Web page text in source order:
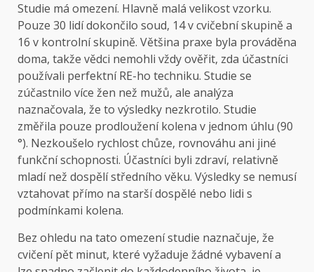
Studie má omezení. Hlavně malá velikost vzorku.
Pouze 30 lidí dokončilo soud, 14 v cvičební skupině a
16 v kontrolní skupině. Většina praxe byla prováděna
doma, takže vědci nemohli vždy ověřit, zda účastníci
používali perfektní RE-ho techniku. Studie se
zúčastnilo více žen než mužů, ale analýza
naznačovala, že to výsledky nezkrotilo. Studie
změřila pouze prodloužení kolena v jednom úhlu (90
°). Nezkoušelo rychlost chůze, rovnováhu ani jiné
funkční schopnosti. Účastníci byli zdraví, relativně
mladí než dospělí středního věku. Výsledky se nemusí
vztahovat přímo na starší dospělé nebo lidi s
podmínkami kolena.
Bez ohledu na tato omezení studie naznačuje, že
cvičení pět minut, které vyžaduje žádné vybavení a